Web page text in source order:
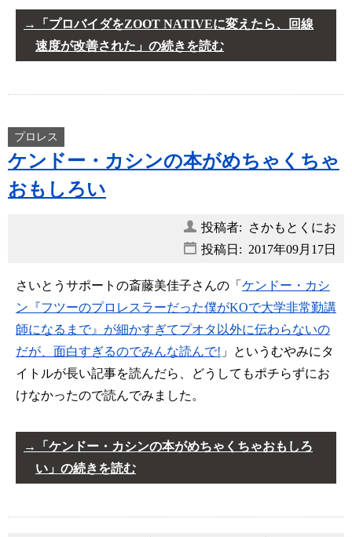
「プロバイダをZOOT NATIVEに変えたら、回線
速度が改善された」の続きを読む
プロレス
ケンドー・カシンの本がめちゃくちゃ
おもしろい
投稿者: さかもとくにお
投稿日: 2017年09月17日
さいとうサポートの斎藤美佳子さんの「 ケンドー・カシ
ン『フツーのプロレスラーだった僕がKOで大学非常勤講
師になるまで』が細かすぎてプオタ以外に伝わらないの
だが、面白すぎるのでみんな読んで! 」というむやみにタ
イトルが長い記事を読んだら、どうしてもポチらずにお
けなかったので読んでみました。
「ケンドー・カシンの本がめちゃくちゃおもしろ
い」の続きを読む